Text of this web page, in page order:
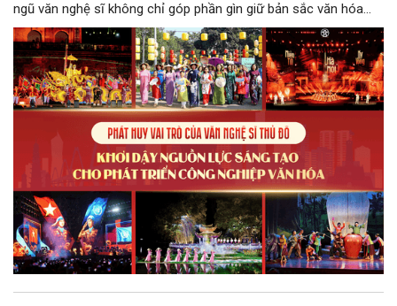
ngũ văn nghệ sĩ không chỉ góp phần gìn giữ bản sắc văn hóa
mà còn giữ vai trò trung tâm trong quá trình hình thành các sản
phẩm công nghiệp văn hóa có giá trị. Khơi dậy, phát huy và tạo
điều kiện để nguồn lực sáng tạo ấy phát triển sẽ là “chìa khóa”
để Hà Nội khai thác hiệu quả tiềm năng văn hóa, nâng cao năng
lực cạnh tranh và khẳng định vị thế của một trung tâm sáng tạo
trong kỷ nguyên mới.